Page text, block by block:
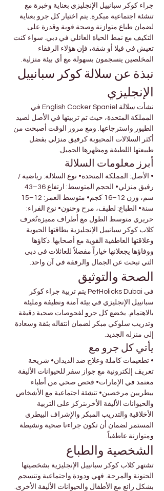
جراء كوكر سبانييل الإنجليزي بعناية وخبرة مع
تنشئة اجتماعية مبكرة. يتم اختيار كل جرو بعناية
لضمان طباع متوازنة وصحة قوية وقدرة على
التكيف مع نمط الحياة العائلي في دبي. سواء كنت
تعيش في فيلا أو شقة، فإن هؤلاء الرفقاء
المخلصين ينسجمون بسهولة مع أي بيئة منزلية.
نبذة عن سلالة كوكر سبانييل
الإنجليزي
نشأت سلالة English Cocker Spaniel في
المملكة المتحدة، حيث تم تربيتها في الأصل لصيد
الطيور واسترجاعها. ومع مرور الوقت أصبحت من
أكثر السلالات المحبوبة كرفيق منزلي بفضل
طبيعتها اللطيفة ومظهرها الجميل.
أبرز معلومات السلالة
• الأصل: المملكة المتحدة• نوع السلالة: رياضية /
سنة• الطباع: لطيف، مرح وحنون• نوع الفراء:
حريري متوسط الطول مع أطراف مميزةتُعرف
كلاب كوكر سبانييل الإنجليزية بطاقتها الحيوية
وعلاقتها العاطفية القوية مع أصحابها. ذكاؤها
ووفاؤها يجعلانها خياراً مفضلاً للعائلات في دبي
التي تبحث عن الجمال والرفقة في آن واحد.
الصحة والتوثيق
في PetHolicks Dubai يتم تربية جراء كوكر
سبانييل الإنجليزي في بيئة آمنة ونظيفة ومليئة
بالاهتمام. يخضع كل جرو لفحوصات صحية دقيقة
وتدريب سلوكي مبكر لضمان انتقاله بثقة وسعادة
إلى منزله الجديد.
يأتي كل جرو مع
• تطعيمات كاملة وعلاج ضد الديدان• شريحة
تعريف إلكترونية مع جواز سفر للحيوانات الأليفة
معتمد في الإمارات• فحص صحي من أطباء
بيطريين مرخصين• تنشئة اجتماعية مع الأشخاص
والحيوانات الأليفة الأخرىنركز على التربية
الأخلاقية والتدريب المبكر والإشراف البيطري
المستمر لضمان أن تكون جراءنا صحية ونشيطة
ومتوازنة عاطفياً.
الشخصية والطباع
تشتهر كلاب كوكر سبانييل الإنجليزية بشخصيتها
الحنونة والمرحة. فهي ودودة واجتماعية وتنسجم
بشكل رائع مع الأطفال والحيوانات الأليفة الأخرى.